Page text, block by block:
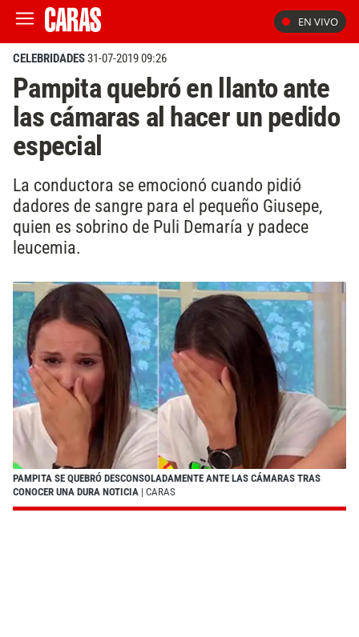
EN VIVO
CELEBRIDADES31-07-2019 09:26
Pampita quebró en llanto ante
las cámaras al hacer un pedido
especial
La conductora se emocionó cuando pidió
dadores de sangre para el pequeño Giusepe,
quien es sobrino de Puli Demaría y padece
leucemia.
PAMPITA SE QUEBRÓ DESCONSOLADAMENTE ANTE LAS CÁMARAS TRAS
CONOCER UNA DURA NOTICIA | CARAS